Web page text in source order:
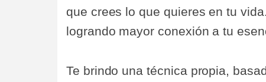
que crees lo que quieres en tu
logrando mayor conexión a tu
Te brindo una técnica propia,